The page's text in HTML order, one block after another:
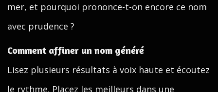
mer, et pourquoi prononce-t-on encore ce nom
avec prudence ?
Comment affiner un nom généré
Lisez plusieurs résultats à voix haute et écoutez
le rythme. Placez les meilleurs dans une